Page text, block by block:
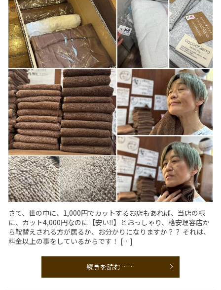
さて、世の中に、1,000円でカットするお店もあれば、当店の様
に、カット4,000円なのに【安い‼️】とおっしゃり、格安理容店か
ら鞍替えされる方が居るか、お分かりになりますか？？ それは、
料金以上の事をしているからです！ […]
続きを読む……